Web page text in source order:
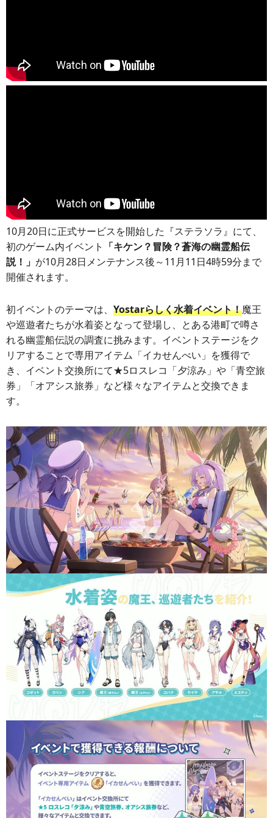
10月20日に正式サービスを開始した『ステラソラ』にて、
初のゲーム内イベント 「キケン？冒険？蒼海の幽霊船伝
説！」 が10月28日メンテナンス後～11月11日4時59分まで
開催されます。
初イベントのテーマは、 Yostarらしく水着イベント！魔王
や巡遊者たちが水着姿となって登場し、とある港町で噂さ
れる幽霊船伝説の調査に挑みます。イベントステージをク
リアすることで専用アイテム「イカせんべい」を獲得で
き、イベント交換所にて★5ロスレコ「夕涼み」や「青空旅
券」「オアシス旅券」など様々なアイテムと交換できま
す。